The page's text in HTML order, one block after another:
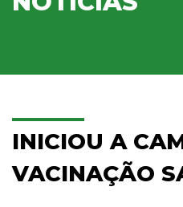
INICIOU A
VACINAÇÃO